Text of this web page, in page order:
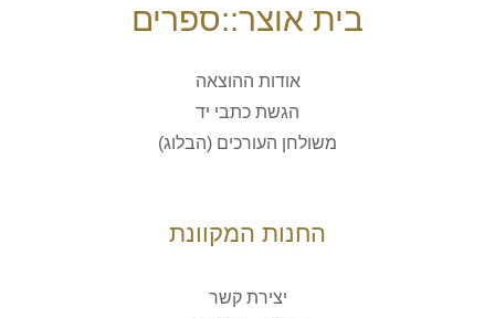
בית אוצר::ספרים
אודות ההוצאה
הגשת כתבי יד
משולחן העורכים (הבלוג)
החנות המקוונת
יצירת קשר